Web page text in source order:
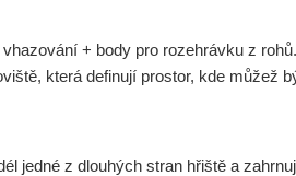
+ body pro rozehrávku z rohů.
která definují prostor, kde můžež
jedné z dlouhých stran hřiště a